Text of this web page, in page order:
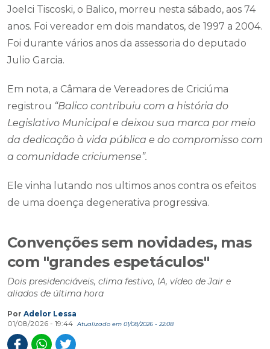
Joelci Tiscoski, o Balico, morreu nesta sábado, aos 74
anos. Foi vereador em dois mandatos, de 1997 a 2004.
Foi durante vários anos da assessoria do deputado
Julio Garcia.
Em nota, a Câmara de Vereadores de Criciúma
registrou “Balico contribuiu com a história do
Legislativo Municipal e deixou sua marca por meio
da dedicação à vida pública e do compromisso com
a comunidade criciumense”.
Ele vinha lutando nos ultimos anos contra os efeitos
de uma doença degenerativa progressiva.
Convenções sem novidades, mas
com "grandes espetáculos"
Dois presidenciáveis, clima festivo, IA, vídeo de Jair e
aliados de última hora
Por Adelor Lessa
01/08/2026 - 19:44
Atualizado em 01/08/2026 - 22:08